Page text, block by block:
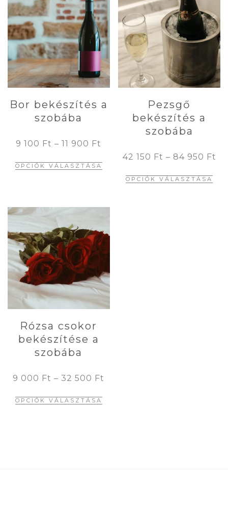
Bor bekészítés a
szobába
9 100 Ft –11 900 Ft
OPCIÓK VÁLASZTÁSA
Ennek
a
terméknek
A
változatok
termékoldalon
választhatók
ki
Pezsgő
bekészítés a
szobába
42 150 Ft – 84 950 Ft
OPCIÓK VÁLASZTÁSA
a
Rózsa csokor
bekészítése a
szobába
9 000 Ft –32 500 Ft
OPCIÓK VÁLASZTÁSA
a